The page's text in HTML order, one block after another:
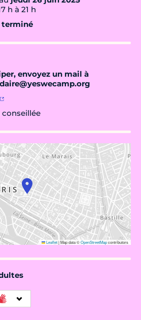
h à 21 h
terminé
envoyez un mail à
conseillée
Leaflet|Map data ©OpenStreetMapcontributors